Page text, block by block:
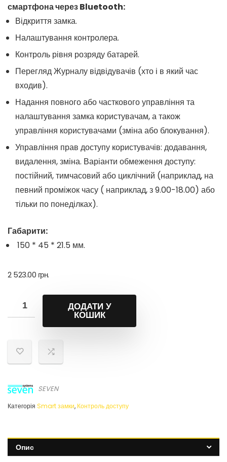
смартфона через Bluetooth:
Відкриття замка.
Налаштування контролера.
Контроль рівня розряду батарей.
Перегляд Журналу відвідувачів (хто і в який час
входив).
Надання повного або часткового управління та
налаштування замка користувачам, а також
управління користувачами (зміна або блокування).
Управління прав доступу користувачів: додавання,
видалення, зміна. Варіанти обмеження доступу:
постійний, тимчасовий або циклічний (наприклад, на
певний проміжок часу ( наприклад, з 9.00-18.00) або
тільки по понеділках).
Габарити:
150 * 45 * 21.5 мм.
2 523.00 грн.
ДОДАТИ У
КОШИК
SEVEN
Категорія Smart замки, Контроль доступу
Опис